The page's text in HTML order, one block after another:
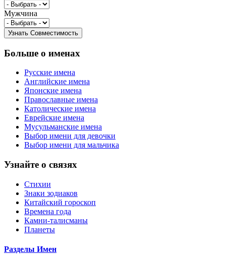
Мужчина
Больше о именах
Русские имена
Английские имена
Японские имена
Православные имена
Католические имена
Еврейские имена
Мусульманские имена
Выбор имени для девочки
Выбор имени для мальчика
Узнайте о связях
Стихии
Знаки зодиаков
Китайский гороскоп
Времена года
Камни-талисманы
Планеты
Разделы Имен